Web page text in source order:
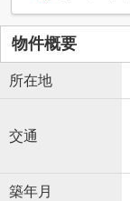
物件概要
所在地
交通
築年月